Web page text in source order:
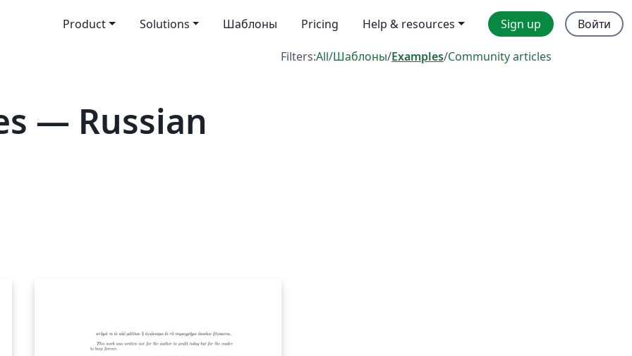
Product Solutions Шаблоны Pricing Help & resources Sign up Войти
Filters:All/Шаблоны/Examples/Community articles
— Russian